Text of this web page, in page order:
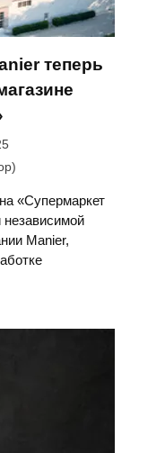
теперь
«Супермаркет
Manier,